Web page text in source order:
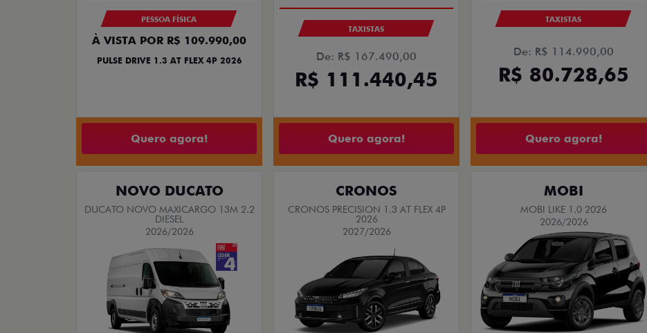
PESSOA FÍSICA
À VISTA POR R$ 109.990,00
PULSE DRIVE 1.3 AT FLEX 4P 2026
Quero agora!
TAXISTAS
De: R$ 167.490,00
R$ 111.440,45
Quero agora!
TAXISTAS
De: R$ 114.990,00
R$ 80.728,65
Quero agora!
NOVO DUCATO
DUCATO NOVO MAXICARGO 13M 2.2
DIESEL
2026/2026
CRONOS
CRONOS PRECISION 1.3 AT FLEX 4P
2026
2027/2026
MOBI
MOBI LIKE 1.0 2026
2026/2026